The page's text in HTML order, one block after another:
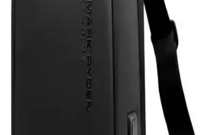
Eyfel Efs-2500, 250W güç çıkışıyla temel bilgisayar ihtiyaçlarına
uygun, fanlı soğutmalı ve dayanıklılık sorunlarıyla dikkat çeken bir
HP 255 G8 Dizüstü Bilgisayar İncelemesi: Günlük
Kullanım İçin Dengeli ve Güçlü Model
HP 255 G8, güçlü işlemci ve hızlı SSD ile günlük kullanım ve ofis
işleri için ideal, taşınabilir ve uygun fiyatlı bir dizüstü bilgisayardır.
Performans ve bağlantı seçenekleriyle öne çıkar.
Samsung Galaxy Tab S9 FE+ Plus için Nano
Kırılmaz Esnek Ekran Koruyucu İncelemesi